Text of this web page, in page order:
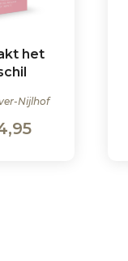
het
Nijlhof